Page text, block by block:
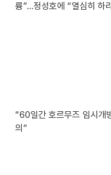
륭”…정성호에 “열심히 하
“60일간 호르무즈 임시개
의”